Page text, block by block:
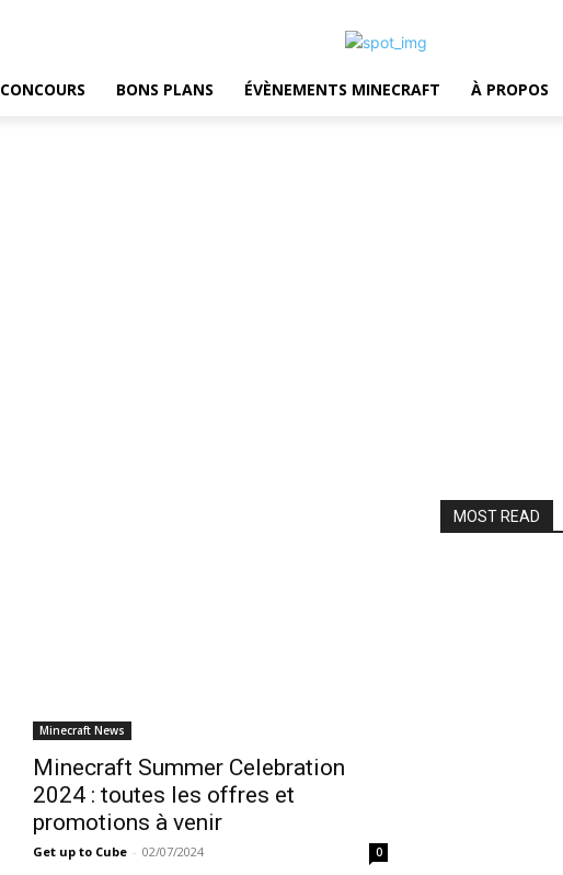
CONCOURS BONS PLANS ÉVÈNEMENTS MINECRAFT À PROPOS
Minecraft News
Minecraft Summer Celebration
2024 : toutes les offres et
promotions à venir
Get up to Cube - 02/07/2024 0
MOST READ